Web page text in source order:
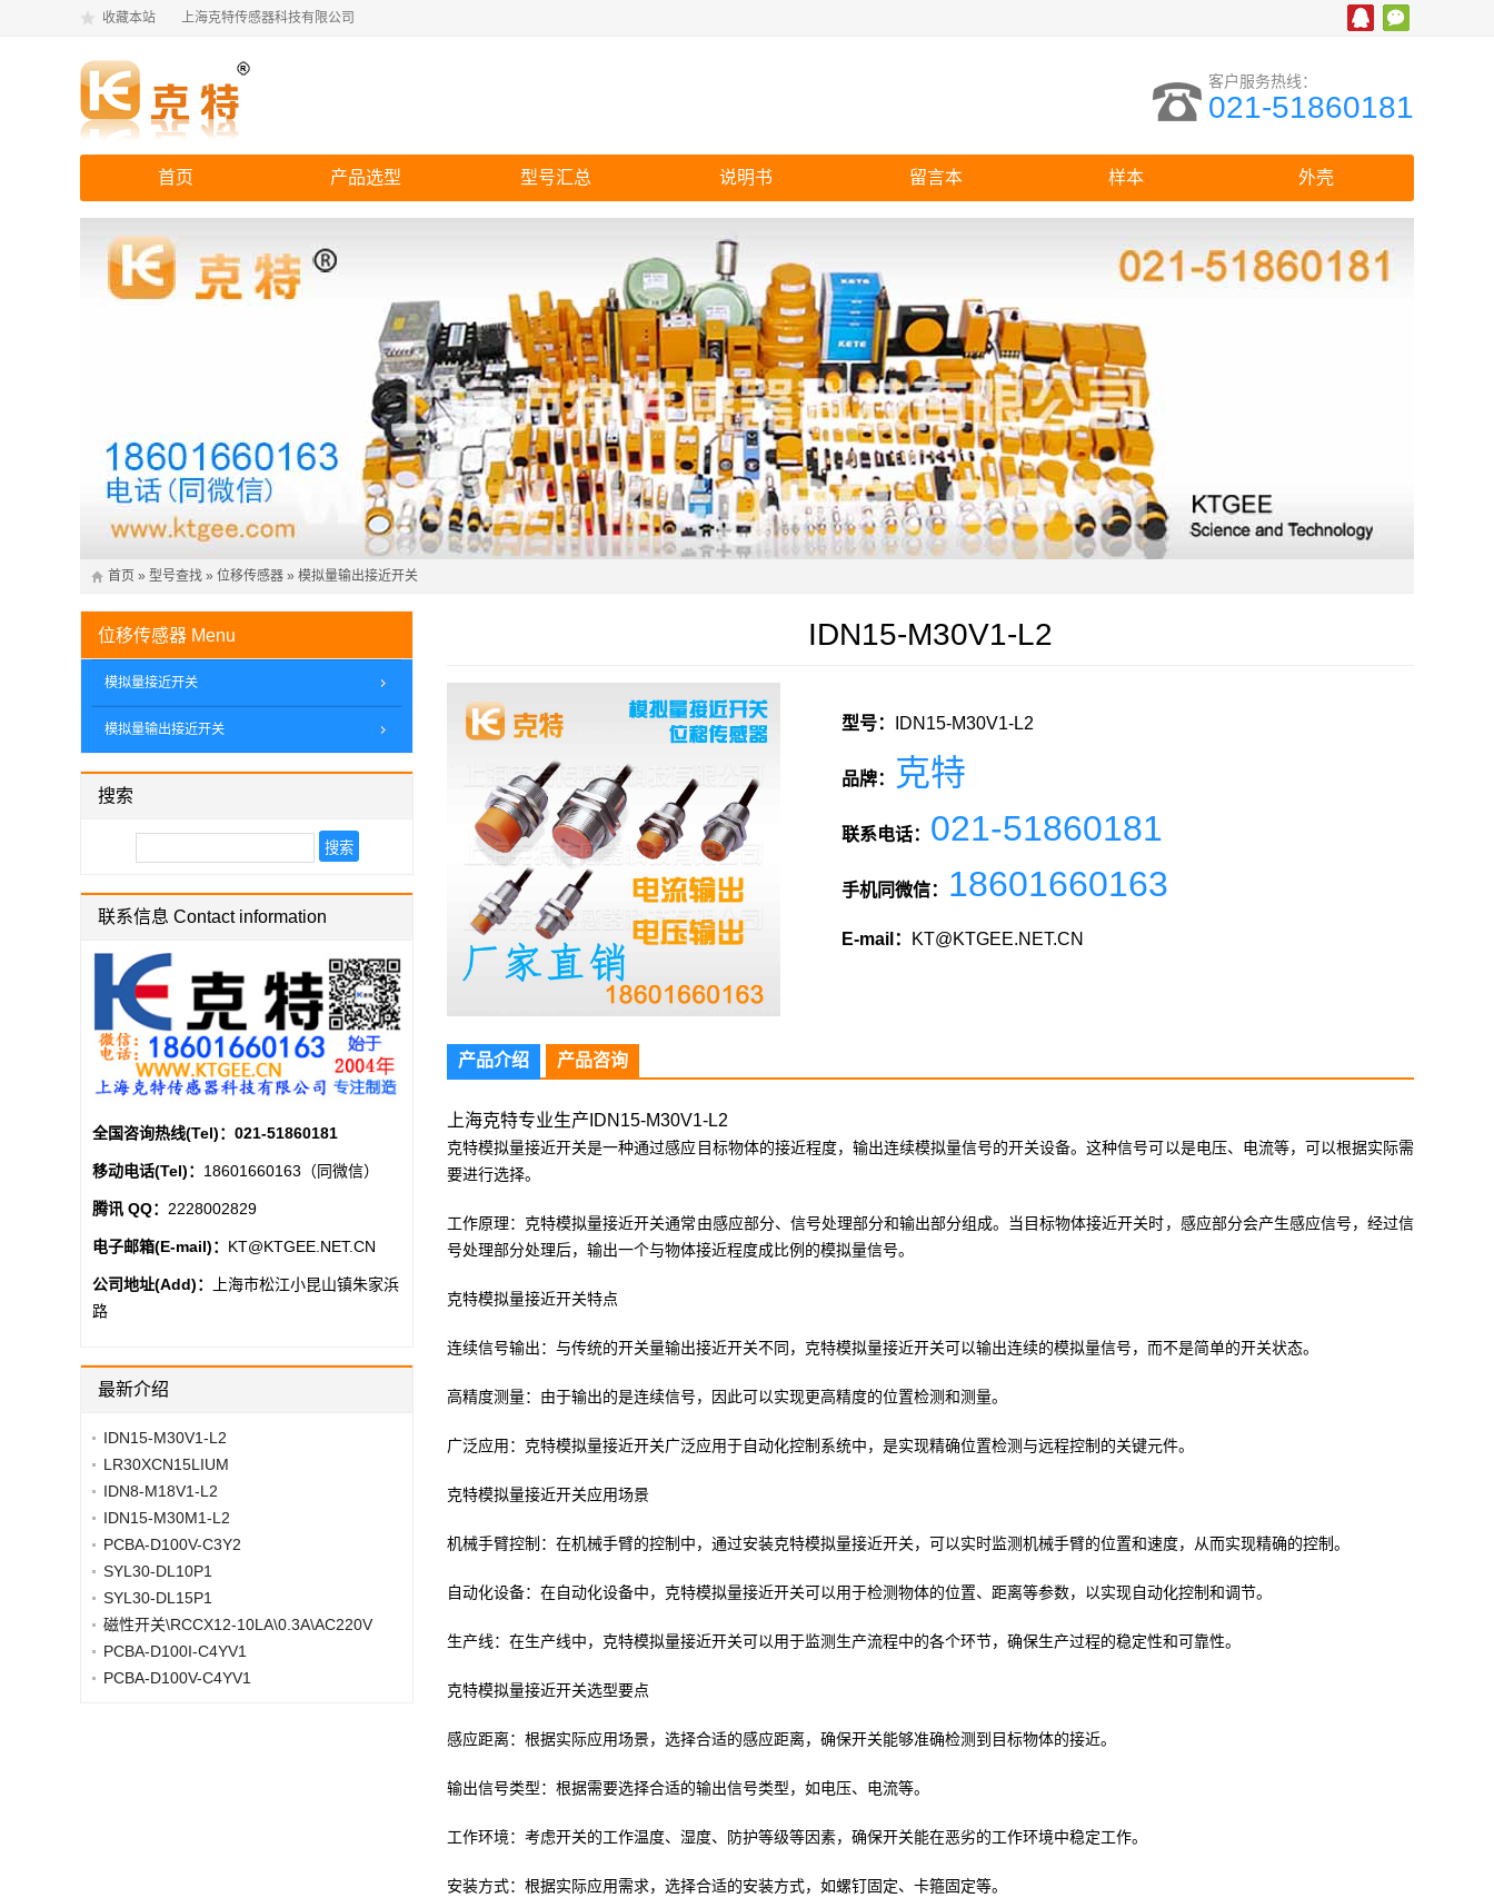
收藏本站 上海克特传感器科技有限公司
客户服务热线：
021-51860181
首页 产品选型 型号汇总 说明书 留言本 样本 外壳
首页 » 型号查找 » 位移传感器 » 模拟量输出接近开关
IDN15-M30V1-L2
型号： IDN15-M30V1-L2
品牌： 克特
联系电话： 021-51860181
手机同微信： 18601660163
E-mail： KT@KTGEE.NET.CN
产品介绍 产品咨询
上海克特专业生产IDN15-M30V1-L2
克特模拟量接近开关是一种通过感应目标物体的接近程度，输出连续模拟量信号的开关设备。这种信号可以是电压、电流等，可以根据实际需
要进行选择。
工作原理：克特模拟量接近开关通常由感应部分、信号处理部分和输出部分组成。当目标物体接近开关时，感应部分会产生感应信号，经过信
号处理部分处理后，输出一个与物体接近程度成比例的模拟量信号。
克特模拟量接近开关特点
连续信号输出：与传统的开关量输出接近开关不同，克特模拟量接近开关可以输出连续的模拟量信号，而不是简单的开关状态。
高精度测量：由于输出的是连续信号，因此可以实现更高精度的位置检测和测量。
广泛应用：克特模拟量接近开关广泛应用于自动化控制系统中，是实现精确位置检测与远程控制的关键元件。
克特模拟量接近开关应用场景
机械手臂控制：在机械手臂的控制中，通过安装克特模拟量接近开关，可以实时监测机械手臂的位置和速度，从而实现精确的控制。
自动化设备：在自动化设备中，克特模拟量接近开关可以用于检测物体的位置、距离等参数，以实现自动化控制和调节。
生产线：在生产线中，克特模拟量接近开关可以用于监测生产流程中的各个环节，确保生产过程的稳定性和可靠性。
克特模拟量接近开关选型要点
感应距离：根据实际应用场景，选择合适的感应距离，确保开关能够准确检测到目标物体的接近。
输出信号类型：根据需要选择合适的输出信号类型，如电压、电流等。
工作环境：考虑开关的工作温度、湿度、防护等级等因素，确保开关能在恶劣的工作环境中稳定工作。
安装方式：根据实际应用需求，选择合适的安装方式，如螺钉固定、卡箍固定等。
位移传感器 Menu
模拟量接近开关
模拟量输出接近开关
搜索
联系信息 Contact information
全国咨询热线(Tel)： 021-51860181
移动电话(Tel)： 18601660163（同微信）
腾讯 QQ： 2228002829
电子邮箱(E-mail)： KT@KTGEE.NET.CN
公司地址(Add)：
上海市松江小昆山镇朱家浜
路
最新介绍
IDN15-M30V1-L2
LR30XCN15LIUM
IDN8-M18V1-L2
IDN15-M30M1-L2
PCBA-D100V-C3Y2
SYL30-DL10P1
SYL30-DL15P1
磁性开关\RCCX12-10LA\0.3A\AC220V
PCBA-D100I-C4YV1
PCBA-D100V-C4YV1